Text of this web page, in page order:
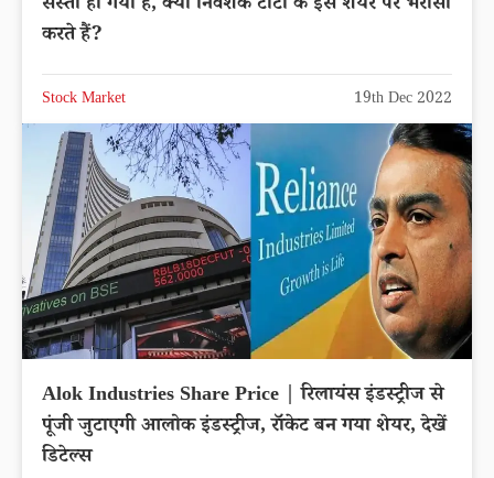
करते हैं?
Stock Market 19th Dec 2022
Alok Industries Share Price | रिलायंस इंडस्ट्रीज से
पूंजी जुटाएगी आलोक इंडस्ट्रीज, रॉकेट बन गया शेयर, देखें
डिटेल्स